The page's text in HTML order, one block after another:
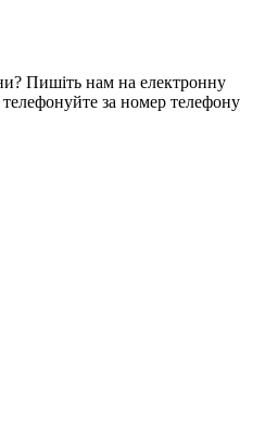
Пишіть нам на електронну
за номер телефону